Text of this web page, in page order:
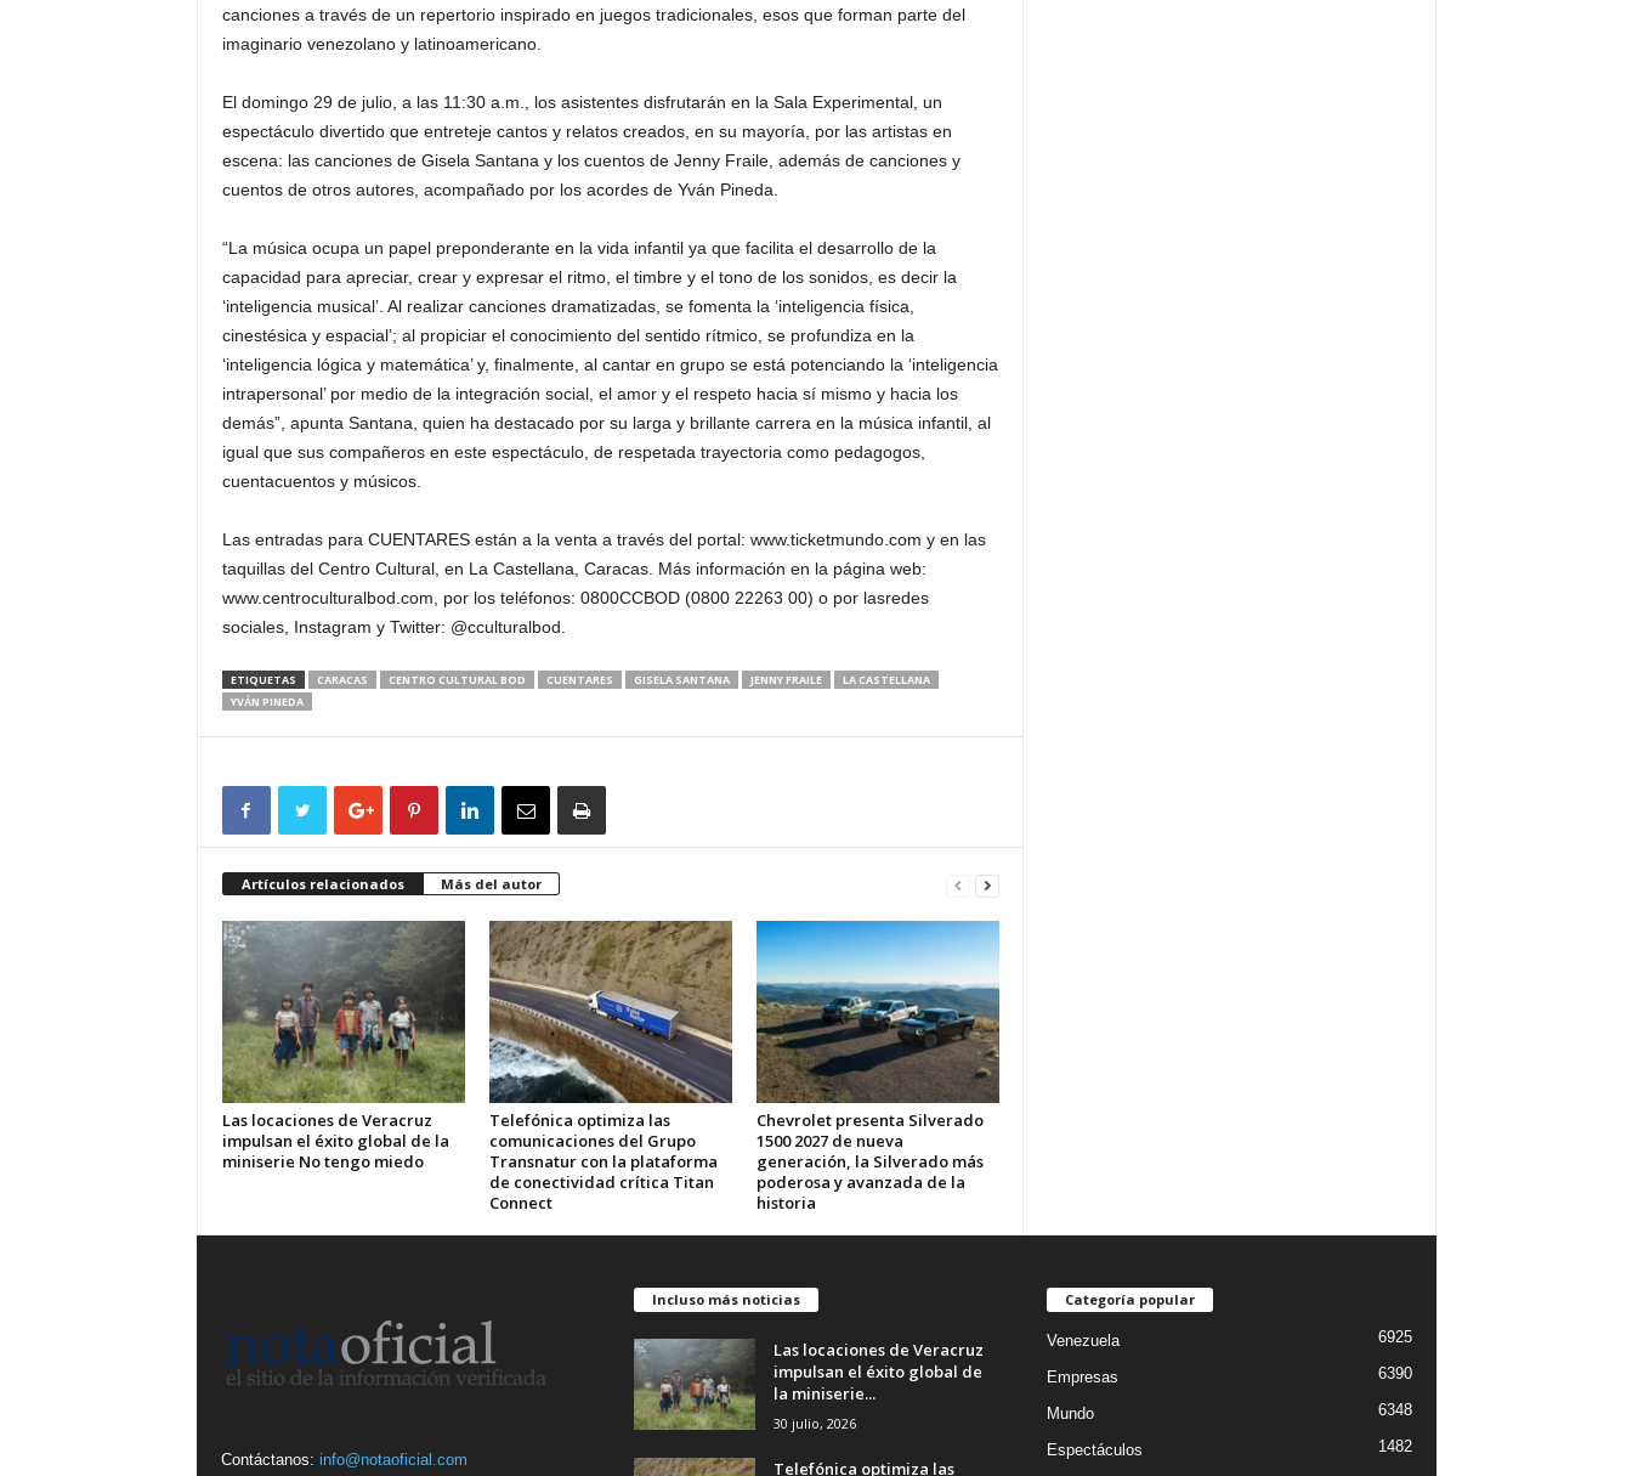
canciones a través de un repertorio inspirado en juegos tradicionales, esos que forman parte del
imaginario venezolano y latinoamericano.
El domingo 29 de julio, a las 11:30 a.m., los asistentes disfrutarán en la Sala Experimental, un
espectáculo divertido que entreteje cantos y relatos creados, en su mayoría, por las artistas en
escena: las canciones de Gisela Santana y los cuentos de Jenny Fraile, además de canciones y
cuentos de otros autores, acompañado por los acordes de Yván Pineda.
“La música ocupa un papel preponderante en la vida infantil ya que facilita el desarrollo de la
capacidad para apreciar, crear y expresar el ritmo, el timbre y el tono de los sonidos, es decir la
‘inteligencia musical’. Al realizar canciones dramatizadas, se fomenta la ‘inteligencia física,
cinestésica y espacial’; al propiciar el conocimiento del sentido rítmico, se profundiza en la
‘inteligencia lógica y matemática’ y, finalmente, al cantar en grupo se está potenciando la ‘inteligencia
intrapersonal’ por medio de la integración social, el amor y el respeto hacia sí mismo y hacia los
demás”, apunta Santana, quien ha destacado por su larga y brillante carrera en la música infantil, al
igual que sus compañeros en este espectáculo, de respetada trayectoria como pedagogos,
cuentacuentos y músicos.
Las entradas para CUENTARES están a la venta a través del portal: www.ticketmundo.com y en las
taquillas del Centro Cultural, en La Castellana, Caracas. Más información en la página web:
www.centroculturalbod.com, por los teléfonos: 0800CCBOD (0800 22263 00) o por lasredes
sociales, Instagram y Twitter: @cculturalbod.
ETIQUETAS CARACAS CENTRO CULTURAL BOD CUENTARES GISELA SANTANA JENNY FRAILE
LA CASTELLANA
YVÁN PINEDA
Artículos relacionados Más del autor
Las locaciones de Veracruz
impulsan el éxito global de la
miniserie No tengo miedo
Telefónica optimiza las
comunicaciones del Grupo
Transnatur con la plataforma
de conectividad crítica Titan
Connect
Chevrolet presenta Silverado
1500 2027 de nueva
generación, la Silverado más
poderosa y avanzada de la
historia
Contáctanos: info@notaoficial.com
Incluso más noticias
Las locaciones de Veracruz
impulsan el éxito global de
la miniserie...
30 julio, 2026
Telefónica optimiza las
Categoría popular
Venezuela 6925
Empresas 6390
Mundo 6348
Espectáculos
1482